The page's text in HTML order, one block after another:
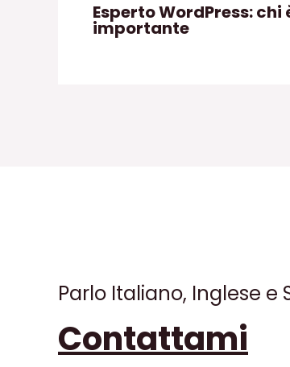
Esperto WordPress: chi
importante
Parlo Italiano, Inglese e
Contattami